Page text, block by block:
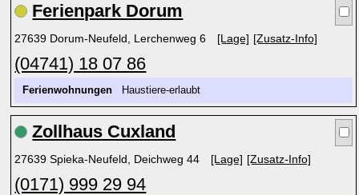
Ferienpark Dorum
27639 Dorum-Neufeld, Lerchenweg 6 [Lage] [Zusatz-Info]
(04741) 18 07 86
Ferienwohnungen Haustiere-erlaubt
Zollhaus Cuxland
27639 Spieka-Neufeld, Deichweg 44 [Lage] [Zusatz-Info]
(0171) 999 29 94